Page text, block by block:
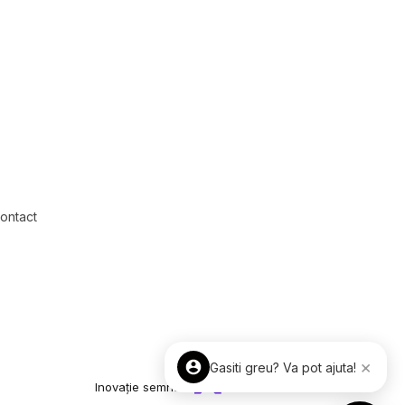
Inovație semnată
Gasiti greu? Va pot ajuta! ×